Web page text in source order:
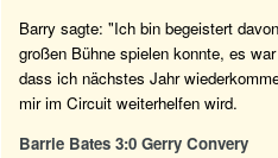
Barry sagte: "Ich bin begeistert
großen Bühne spielen konnte, es
dass ich nächstes Jahr
mir im Circuit weiterhelfen wird.
Barrie Bates 3:0 Gerry Convery